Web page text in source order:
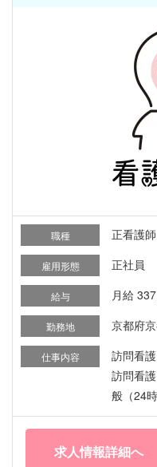
職種 正看護師
雇用形態 正社員
給与 月給
勤務地 京都府
仕事内容
訪問看
訪問看
般（24
求人情報詳細へ